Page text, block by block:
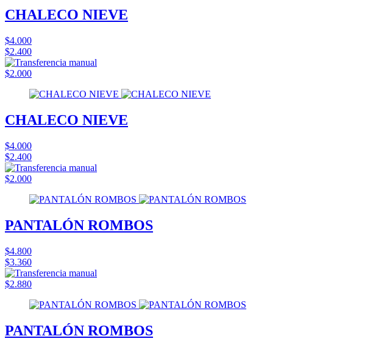
CHALECO NIEVE
$4.000
$2.400
$2.000
CHALECO NIEVE
$4.000
$2.400
$2.000
PANTALÓN ROMBOS
$4.800
$3.360
$2.880
PANTALÓN ROMBOS